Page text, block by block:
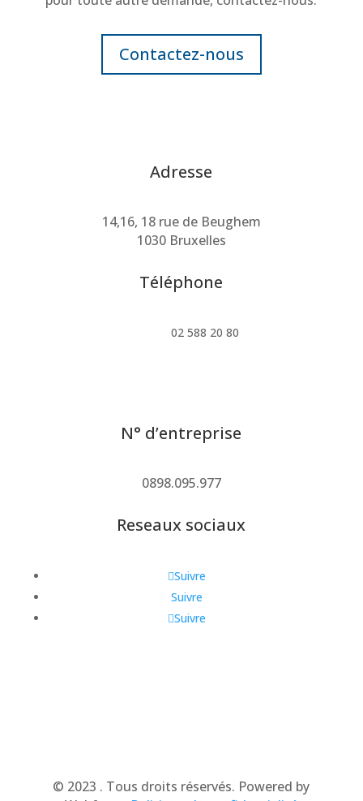
Contactez-nous
Adresse
14,16, 18 rue de Beughem
1030 Bruxelles
Téléphone
02 588 20 80
N° d’entreprise
0898.095.977
Reseaux sociaux
Suivre
Suivre
Suivre
© 2023 . Tous droits réservés. Powered by